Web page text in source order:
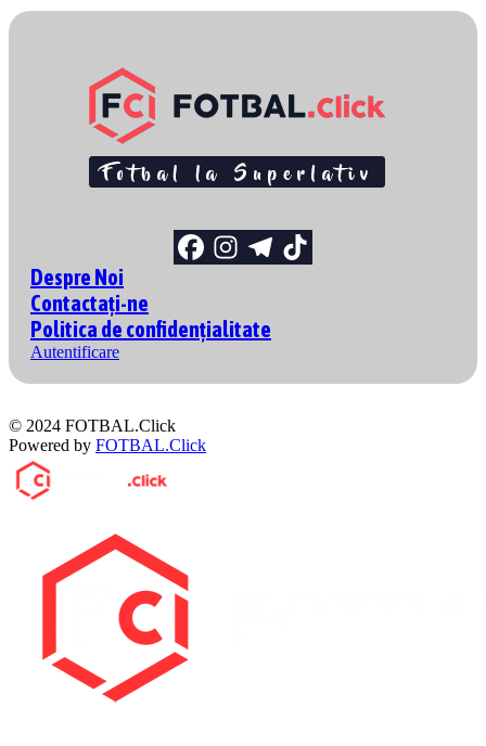
Despre Noi
Contactați-ne
Politica de confidențialitate
Autentificare
© 2024 FOTBAL.Click
Powered by FOTBAL.Click